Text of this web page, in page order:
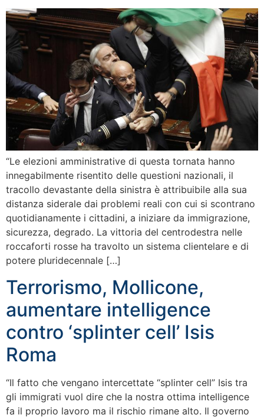
“Le elezioni amministrative di questa tornata hanno
innegabilmente risentito delle questioni nazionali, il
tracollo devastante della sinistra è attribuibile alla sua
distanza siderale dai problemi reali con cui si scontrano
quotidianamente i cittadini, a iniziare da immigrazione,
sicurezza, degrado. La vittoria del centrodestra nelle
roccaforti rosse ha travolto un sistema clientelare e di
potere pluridecennale […]
Terrorismo, Mollicone,
aumentare intelligence
contro ‘splinter cell’ Isis
Roma
“Il fatto che vengano intercettate “splinter cell” Isis tra
gli immigrati vuol dire che la nostra ottima intelligence
fa il proprio lavoro ma il rischio rimane alto. Il governo